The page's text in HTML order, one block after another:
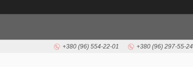
+380 (96) 554-22-01 +380 (96) 297-55-24